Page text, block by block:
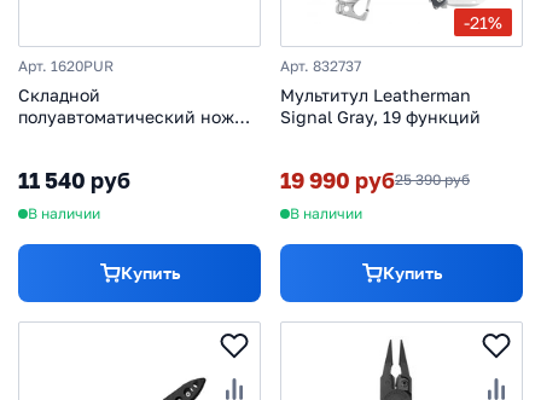
Арт. 1620PUR
Складной
полуавтоматический нож
алюминий
11 540 руб
В наличии
Купить
-21%
Арт. 832737
Мультитул Leatherman
Signal Gray, 19 функций
19 990 руб25 390 руб
В наличии
Купить